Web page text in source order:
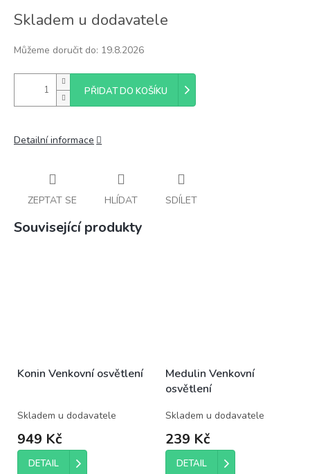
cena:
Skladem u dodavatele
Můžeme doručit do: 19.8.2026
PŘIDAT DO KOŠÍKU
Detailní informace
ZEPTAT SE HLÍDAT SDÍLET
Související produkty
Konin Venkovní osvětlení
Skladem u dodavatele
949 Kč
DETAIL
Medulin Venkovní
osvětlení
Skladem u dodavatele
239 Kč
DETAIL